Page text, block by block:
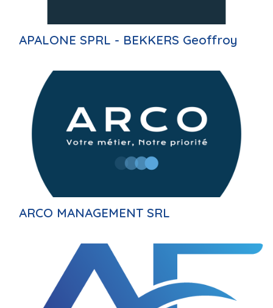
APALONE SPRL - BEKKERS Geoffroy
ARCO MANAGEMENT SRL